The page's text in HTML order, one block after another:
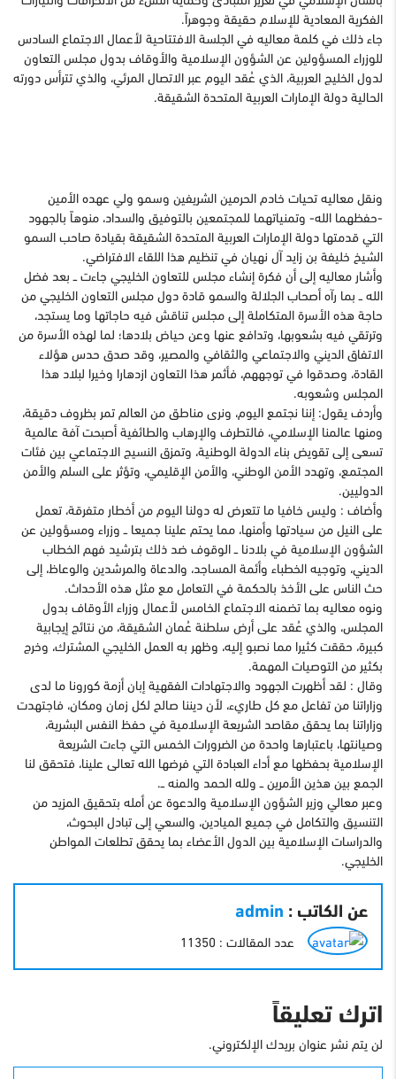
الفكرية المعادية للإسلام حقيقة وجوهراً.
جاء ذلك في كلمة معاليه في الجلسة الافتتاحية لأعمال الاجتماع السادس
للوزراء المسؤولين عن الشؤون الإسلامية والأوقاف بدول مجلس التعاون
لدول الخليج العربية، الذي عُقد اليوم عبر الاتصال المرئي، والذي تترأس دورته
الحالية دولة الإمارات العربية المتحدة الشقيقة.
ونقل معاليه تحيات خادم الحرمين الشريفين وسمو ولي عهده الأمين
-حفظهما الله- وتمنياتهما للمجتمعين بالتوفيق والسداد، منوهاً بالجهود
التي قدمتها دولة الإمارات العربية المتحدة الشقيقة بقيادة صاحب السمو
الشيخ خليفة بن زايد آل نهيان في تنظيم هذا اللقاء الافتراضي.
وأشار معاليه إلى أن فكرة إنشاء مجلس للتعاون الخليجي جاءت ــ بعد فضل
الله ــ بما رآه أصحاب الجلالة والسمو قادة دول مجلس التعاون الخليجي من
حاجة هذه الأسرة المتكاملة إلى مجلس تناقش فيه حاجاتها وما يستجد،
وترتقي فيه بشعوبها، وتدافع عنها وعن حياض بلادها؛ لما لهذه الأسرة من
الاتفاق الديني والاجتماعي والثقافي والمصير، وقد صدق حدس هؤلاء
القادة، وصدقوا في توجههم، فأثمر هذا التعاون ازدهارا وخيرا لبلاد هذا
المجلس وشعوبه.
وأردف يقول: إننا نجتمع اليوم، ونرى مناطق من العالم تمر بظروف دقيقة،
ومنها عالمنا الإسلامي، فالتطرف والإرهاب والطائفية أصبحت آفة عالمية
تسعى إلى تقويض بناء الدولة الوطنية، وتمزق النسيج الاجتماعي بين فئات
المجتمع، وتهدد الأمن الوطني، والأمن الإقليمي، وتؤثر على السلم والأمن
الدوليين.
وأضاف : وليس خافيا ما تتعرض له دولنا اليوم من أخطار متفرقة، تعمل
على النيل من سيادتها وأمنها، مما يحتم علينا جميعا ــ وزراء ومسؤولين عن
الشؤون الإسلامية في بلادنا ــ الوقوف ضد ذلك بترشيد فهم الخطاب
الديني، وتوجيه الخطباء وأئمة المساجد، والدعاة والمرشدين والوعاظ، إلى
حث الناس على الأخذ بالحكمة في التعامل مع مثل هذه الأحداث.
ونوه معاليه بما تضمنه الاجتماع الخامس لأعمال وزراء الأوقاف بدول
المجلس، والذي عُقد على أرض سلطنة عُمان الشقيقة، من نتائج إيجابية
كبيرة، حققت كثيرا مما نصبو إليه، وظهر به العمل الخليجي المشترك، وخرج
بكثير من التوصيات المهمة.
وقال : لقد أظهرت الجهود والاجتهادات الفقهية إبان أزمة كورونا ما لدى
وزاراتنا من تفاعل مع كل طاريء، لأن ديننا صالح لكل زمان ومكان، فاجتهدت
وزاراتنا بما يحقق مقاصد الشريعة الإسلامية في حفظ النفس البشرية،
وصيانتها، باعتبارها واحدة من الضرورات الخمس التي جاءت الشريعة
الإسلامية بحفظها مع أداء العبادة التي فرضها الله تعالى علينا، فتحقق لنا
الجمع بين هذين الأمرين ــ ولله الحمد والمنه ــ.
وعبر معالي وزير الشؤون الإسلامية والدعوة عن أمله بتحقيق المزيد من
التنسيق والتكامل في جميع الميادين، والسعي إلى تبادل البحوث،
والدراسات الإسلامية بين الدول الأعضاء بما يحقق تطلعات المواطن
الخليجي.
عن الكاتب : admin
عدد المقالات : 11350
اترك تعليقاً
لن يتم نشر عنوان بريدك الإلكتروني.